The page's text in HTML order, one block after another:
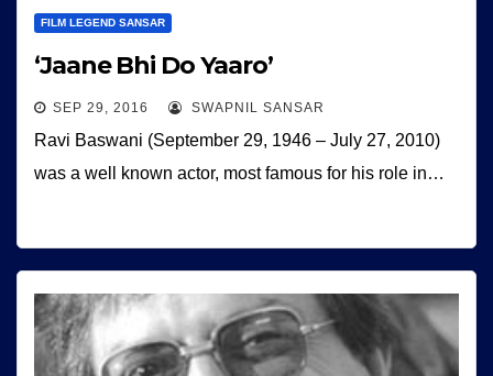
FILM LEGEND SANSAR
‘Jaane Bhi Do Yaaro’
SEP 29, 2016 SWAPNIL SANSAR
Ravi Baswani (September 29, 1946 – July 27, 2010)
was a well known actor, most famous for his role in…